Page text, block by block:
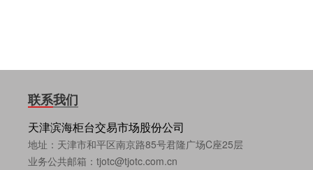
联系我们
天津滨海柜台交易市场股份公司
地址：天津市和平区南京路85号君隆广场C座25层
业务公共邮箱：tjotc@tjotc.com.cn